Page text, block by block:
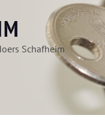
Schafheim